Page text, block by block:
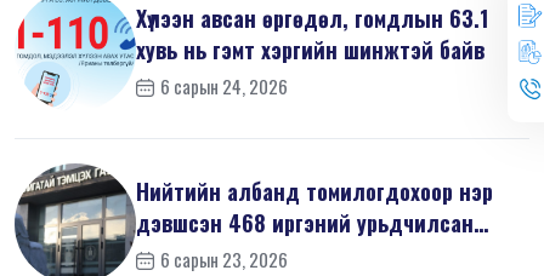
Хүлээн авсан өргөдөл, гомдлын 63.1
хувь нь гэмт хэргийн шинжтэй байв
6 сарын 24, 2026
Нийтийн албанд томилогдохоор нэр
дэвшсэн 468 иргэний урьдчилсан
мэдүүл...
6 сарын 23, 2026